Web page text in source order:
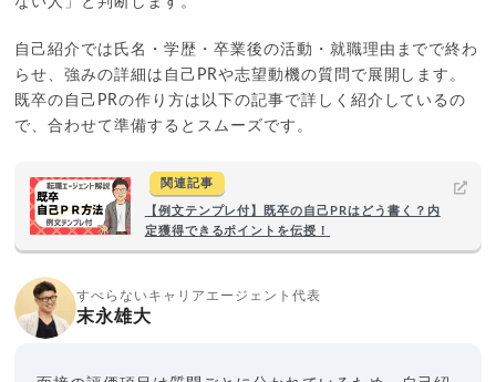
自己紹介では氏名・学歴・卒業後の活動・就職理由までで終わ
らせ、強みの詳細は自己PRや志望動機の質問で展開します。
既卒の自己PRの作り方は以下の記事で詳しく紹介しているの
で、合わせて準備するとスムーズです。
関連記事
【例文テンプレ付】既卒の自己PRはどう書く？内
定獲得できるポイントを伝授！
すべらないキャリアエージェント代表
末永雄大